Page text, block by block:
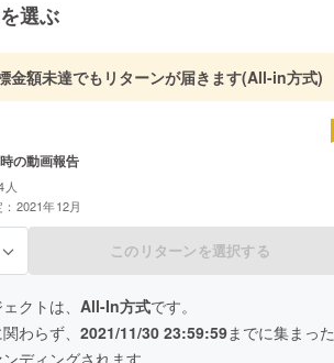
選ぶ
金額未達でもリターンが届きます(All-in方式)
の動画報告
人
2021年12月
このリターンを選択する
クトは、 All-In方式です。
わらず、 2021/11/30 23:59:59までに集まった